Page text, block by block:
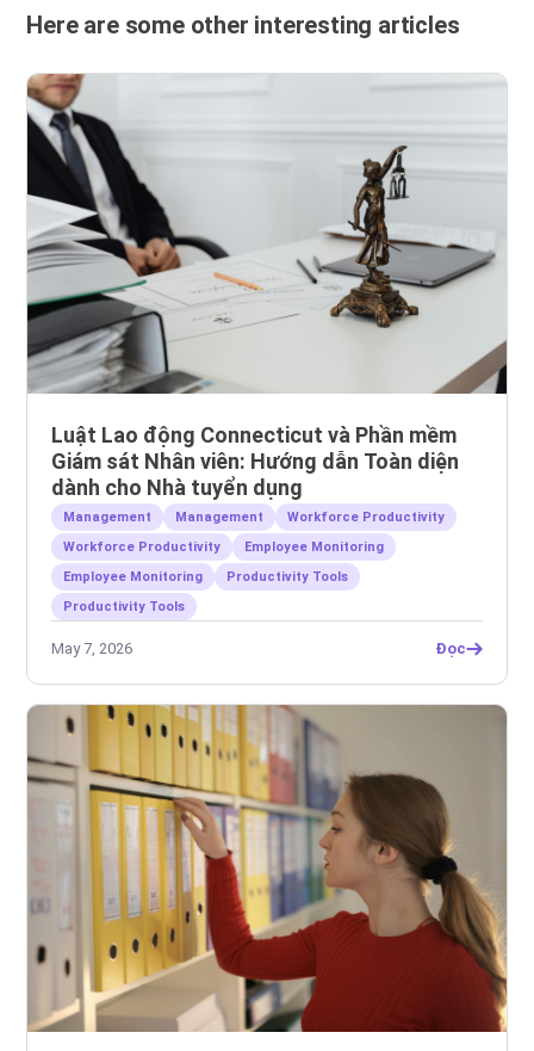
Here are some other interesting articles
Luật Lao động Connecticut và Phần mềm
Giám sát Nhân viên: Hướng dẫn Toàn diện
dành cho Nhà tuyển dụng
Management Management
Workforce Productivity
Workforce Productivity
Employee Monitoring
Employee Monitoring
Productivity Tools
Productivity Tools
May 7, 2026 Đọc